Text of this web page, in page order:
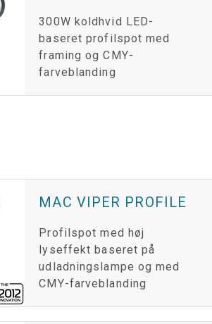
300W koldhvid LED-
baseret profilspot med
framing og CMY-
farveblanding
MAC VIPER PROFILE
Profilspot med høj
lyseffekt baseret på
udladningslampe og med
CMY-farveblanding